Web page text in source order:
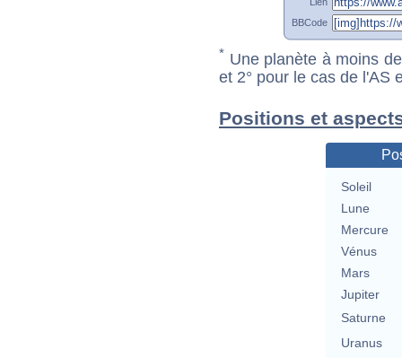
BBCode
* Une planète à moins
et 2° pour le cas de l'AS
Positions et
Soleil
Lune
Mercure
Vénus
Mars
Jupiter
Saturne
Uranus